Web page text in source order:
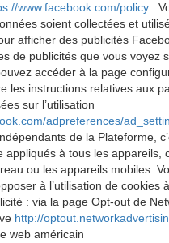
www.facebook.com/policy
.
soient collectées et
afficher des publicités
de publicités que vous voyez
accéder à la page
les instructions relatives aux
sur l’utilisation
adpreferences/
de la Plateforme,
appliqués à tous les appareils,
ou les appareils mobiles.
à l’utilisation de cookies
: via la page Opt-out de
http://
web américain